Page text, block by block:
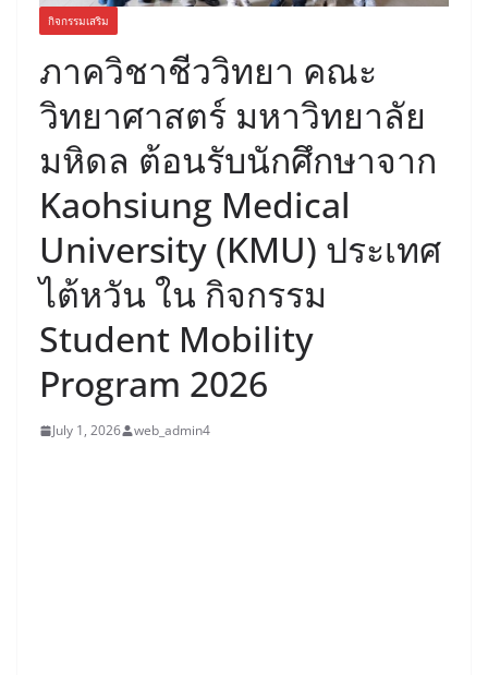
กิจกรรมเสริม
ภาควิชาชีววิทยา คณะ
วิทยาศาสตร์ มหาวิทยาลัย
มหิดล ต้อนรับนักศึกษาจาก
Kaohsiung Medical
University (KMU) ประเทศ
ไต้หวัน ใน กิจกรรม
Student Mobility
Program 2026
July 1, 2026 web_admin4